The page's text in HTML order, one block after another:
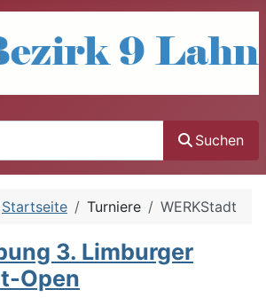
Suchen
Startseite Turniere WERKStadt
3. Limburger
Open